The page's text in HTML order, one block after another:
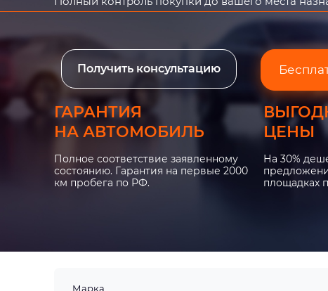
Получить консультацию
ГАРАНТИЯ
НА АВТОМОБИЛЬ
Полное соответствие заявленному
состоянию. Гарантия на первые 2000
км пробега по РФ.
ЦЕНЫ
На 30%
площадках
Марка